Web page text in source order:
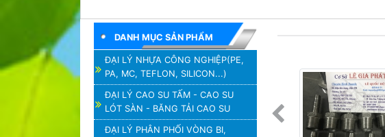
DANH MỤC SẢN PHẨM
ĐẠI LÝ NHỰA CÔNG NGHIỆP(PE,
PA, MC, TEFLON, SILICON...)
ĐẠI LÝ CAO SU TẤM - CAO SU
LÓT SÀN - BĂNG TẢI CAO SU
ĐẠI LÝ PHÂN PHỐI VÒNG BI,